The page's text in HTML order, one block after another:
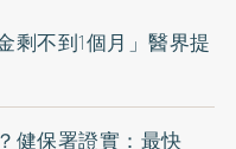
剩不到1個月」醫界提
健保署證實：最快